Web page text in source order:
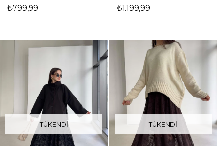
₺799,99 ₺1.199,99
TÜKENDI TÜKENDI